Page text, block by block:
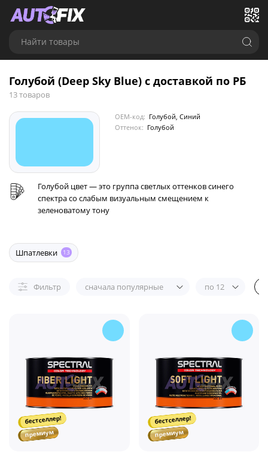
Найти товары
Голубой (Deep Sky Blue) с доставкой по РБ
13 товаров
OEM-код: Голубой, Синий
Оттенок: Голубой
Голубой цвет — это группа светлых оттенков синего
спектра со слабым визуальным смещением к
зеленоватому тону
Шпатлевки 13
Фильтр сначала популярные по 12
бестселлер!
премиум
бестселлер!
премиум